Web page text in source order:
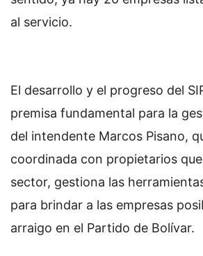
al servicio.
El desarrollo y el progreso del
premisa fundamental para la
del intendente Marcos Pisano,
coordinada con propietarios
sector, gestiona las
para brindar a las empresas
arraigo en el Partido de Bolívar.